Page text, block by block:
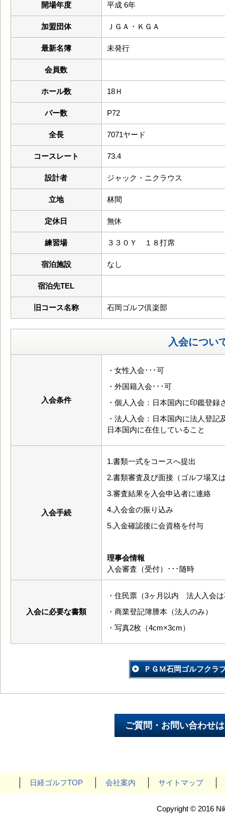
開場年度 平成 6年
加盟団体 ＪＧＡ・ＫＧＡ
最新名簿 未発行
会員数
ホール数 18Ｈ
パー数 P72
全長 7071ヤード
コースレート 73.4
設計者 ジャック・ニクラウス
立地 林間
定休日 無休
練習場 ３３０Ｙ １８打席
宿泊施設 なし
宿泊先TEL
旧コース名称 石岡ゴルフ倶楽部
入会につい
入会条件
・女性入会･･･可
・外国籍入会･･･可
・個人入会：日本国内に印鑑登
・法人入会：日本国内に法人登
日本国内に在住していること
入会手続
1.書類一式をコースへ提出
2.書類審査及び面接（ゴルフ場又
3.審査結果を入会申込者に連絡
4.入会金の振り込み
5.入金確認後に会資格を付与
理事会情報
入会審査（受付）･･･随時
入会に必要な書類
・住民票（3ヶ月以内 法人入会
・商業登記簿謄本（法人のみ）
・写真2枚（4cm×3cm）
ＰＧＭ石岡ゴルフクラ
日経ゴルフTOP 会社案内 サイトマップ
Copyright © 2016